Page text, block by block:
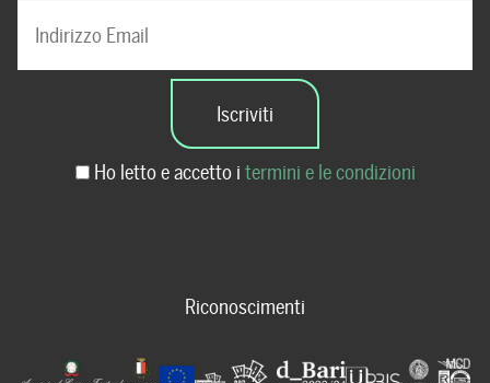
Ho letto e accetto i termini e le condizioni
Riconoscimenti